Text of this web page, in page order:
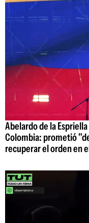
Abelardo de la
Colombia: prometió
recuperar el orden en